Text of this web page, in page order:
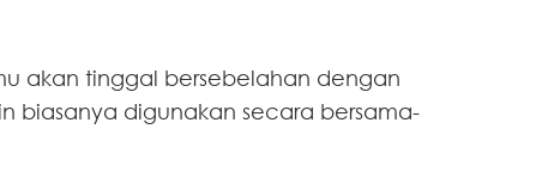
akan tinggal bersebelahan dengan
biasanya digunakan secara bersama-